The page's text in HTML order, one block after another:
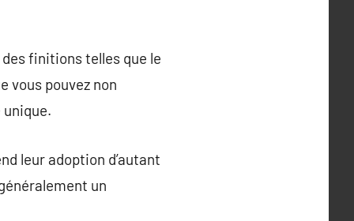
finitions telles que le
vous pouvez non
leur adoption d’autant
un